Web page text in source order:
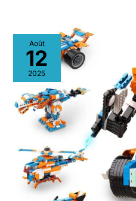
Août
12
2025
Test
du
Kit
Apitor
Robot
X
:
jouet
éducatif
en
1